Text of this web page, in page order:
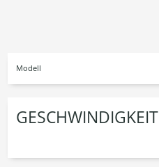
Modell
GESCHWINDIGKEIT